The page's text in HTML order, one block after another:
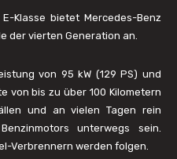
Klasse bietet Mercedes-Benz
der vierten Generation an.
von 95 kW (129 PS) und
von bis zu über 100 Kilometern
und an vielen Tagen rein
unterwegs sein.
Verbrennern werden folgen.